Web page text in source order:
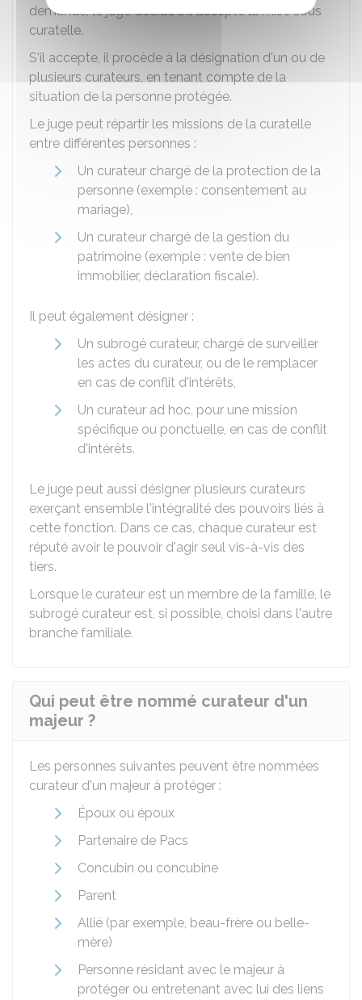
demande, le juge décide s'il accepte la mise sous
curatelle.
S'il accepte, il procède à la désignation d'un ou de
plusieurs curateurs, en tenant compte de la
situation de la personne protégée.
Le juge peut répartir les missions de la curatelle
entre différentes personnes :
Un curateur chargé de la protection de la
personne (exemple : consentement au
mariage),
Un curateur chargé de la gestion du
patrimoine (exemple : vente de bien
immobilier, déclaration fiscale).
Il peut également désigner :
Un subrogé curateur, chargé de surveiller
les actes du curateur, ou de le remplacer
en cas de conflit d'intérêts,
Un curateur ad hoc, pour une mission
spécifique ou ponctuelle, en cas de conflit
d'intérêts.
Le juge peut aussi désigner plusieurs curateurs
exerçant ensemble l'intégralité des pouvoirs liés à
cette fonction. Dans ce cas, chaque curateur est
réputé avoir le pouvoir d'agir seul vis-à-vis des
tiers.
Lorsque le curateur est un membre de la famille, le
subrogé curateur est, si possible, choisi dans l'autre
branche familiale.
Qui peut être nommé curateur d'un
majeur ?
Les personnes suivantes peuvent être nommées
curateur d'un majeur à protéger :
Époux ou époux
Partenaire de Pacs
Concubin ou concubine
Parent
Allié (par exemple, beau-frère ou belle-
mère)
Personne résidant avec le majeur à
protéger ou entretenant avec lui des liens